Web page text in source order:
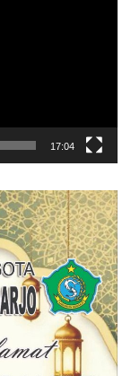
17:04